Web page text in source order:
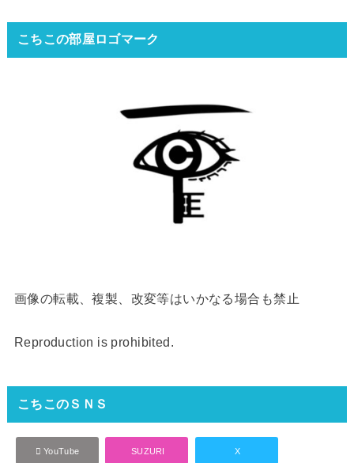
こちこの部屋ロゴマーク
画像の転載、複製、改変等はいかなる場合も禁止
Reproduction is prohibited.
こちこのＳＮＳ
YouTube SUZURI X